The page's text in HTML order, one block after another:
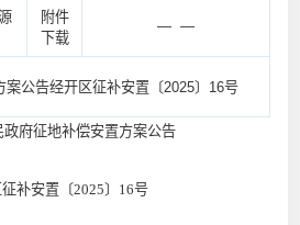
附件
下载
— —
案公告经开区征补安置〔2025〕16号
政府征地补偿安置方案公告
补安置〔2025〕16号